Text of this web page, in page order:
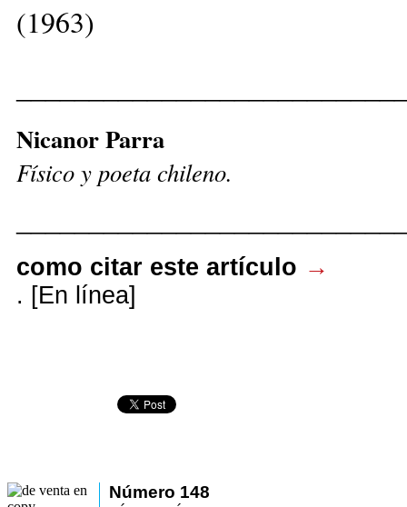
(1963)
Nicanor Parra
Físico y poeta chileno.
como citar este artículo →
. [En línea]
Número 148